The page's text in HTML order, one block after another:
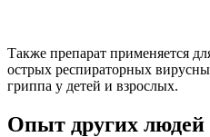
Также препарат применяется
острых респираторных
гриппа у детей и взрослых.
Опыт других людей